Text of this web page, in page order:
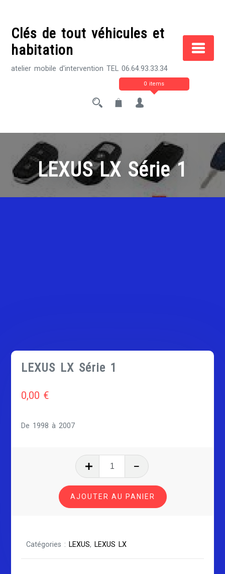
contentClés de tout véhicules et
habitation
atelier mobile d'intervention TEL 06.64.93.33.34
0 items
LEXUS LX Série 1
LEXUS LX Série 1
0,00 €
De 1998 à 2007
quantité
LEXUS
LX
Série
AJOUTER AU PANIER
Catégories : LEXUS, LEXUS LX